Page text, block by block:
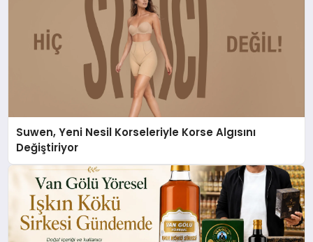
Suwen, Yeni Nesil Korseleriyle Korse Algısını
Değiştiriyor